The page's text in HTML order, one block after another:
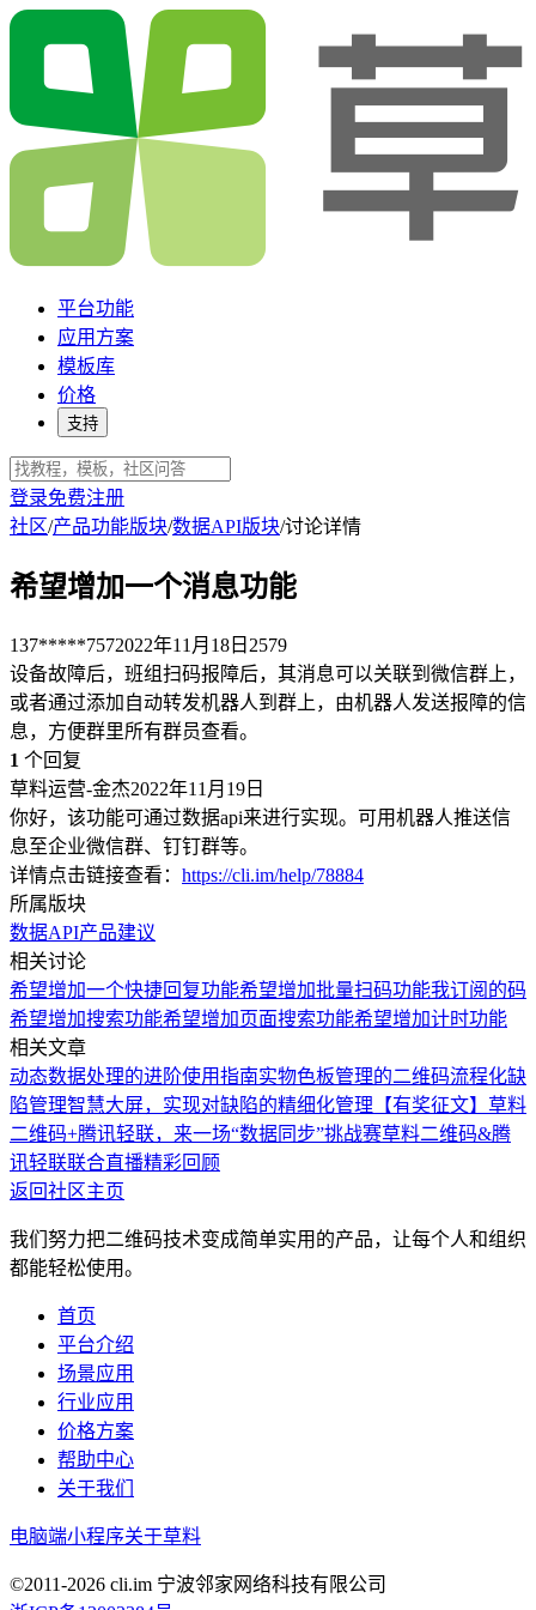
平台功能
应用方案
模板库
价格
支持
登录免费注册
社区/产品功能版块/数据API版块/讨论详情
希望增加一个消息功能
137*****7572022年11月18日 2579
设备故障后，班组扫码报障后，其消息可以关联到微信群上，
或者通过添加自动转发机器人到群上，由机器人发送报障的信
息，方便群里所有群员查看。
1 个回复
草料运营-金杰2022年11月19日
你好，该功能可通过数据api来进行实现。可用机器人推送信
息至企业微信群、钉钉群等。
详情点击链接查看： https://cli.im/help/78884
所属版块
数据API产品建议
相关讨论
希望增加一个快捷回复功能希望增加批量扫码功能我订阅的码
希望增加搜索功能希望增加页面搜索功能希望增加计时功能
相关文章
动态数据处理的进阶使用指南实物色板管理的二维码流程化缺
陷管理智慧大屏，实现对缺陷的精细化管理 【有奖征文】草料
二维码+腾讯轻联，来一场“数据同步”挑战赛草料二维码&腾
讯轻联联合直播精彩回顾
返回社区主页
我们努力把二维码技术变成简单实用的产品，让每个人和组织
都能轻松使用。
首页
平台介绍
场景应用
行业应用
价格方案
帮助中心
关于我们
电脑端小程序关于草料
©2011-2026 cli.im 宁波邻家网络科技有限公司